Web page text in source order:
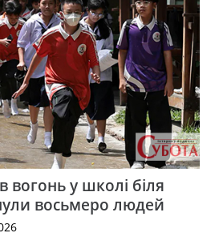
вогонь у школі біля
восьмеро людей